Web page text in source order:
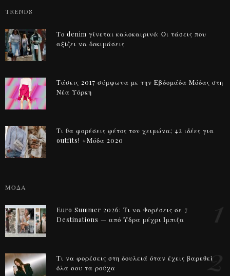
TRENDS
Το denim γίνεται καλοκαιρινό: Οι τάσεις που
αξίζει να δοκιμάσεις
Τάσεις 2017 σύμφωνα με την Εβδομάδα Μόδας στη
Νέα Υόρκη
Τι θα φορέσεις φέτος τον χειμώνα; 42 ιδέες για
outfits! #Μόδα 2020
ΜΟΔΑ
Euro Summer 2026: Τι να Φορέσεις σε 7
Destinations — από Ύδρα μέχρι Ίμπιζα
Τι να φορέσεις στη δουλειά όταν έχεις βαρεθεί
όλα σου τα ρούχα
2